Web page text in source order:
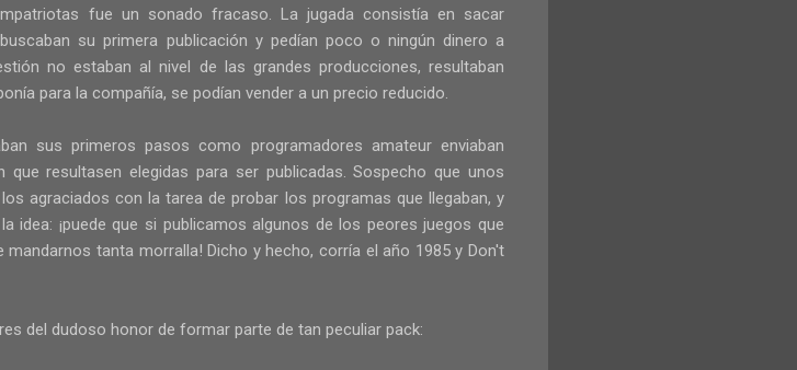
fue un sonado fracaso. La jugada consistía en sacar
su primera publicación y pedían poco o ningún dinero a
no estaban al nivel de las grandes producciones, resultaban
para la compañía, se podían vender a un precio reducido.
sus primeros pasos como programadores amateur enviaban
que resultasen elegidas para ser publicadas. Sospecho que unos
agraciados con la tarea de probar los programas que llegaban, y
idea: ¡puede que si publicamos algunos de los peores juegos que
tanta morralla! Dicho y hecho, corría el año 1985 y Don't
del dudoso honor de formar parte de tan peculiar pack: